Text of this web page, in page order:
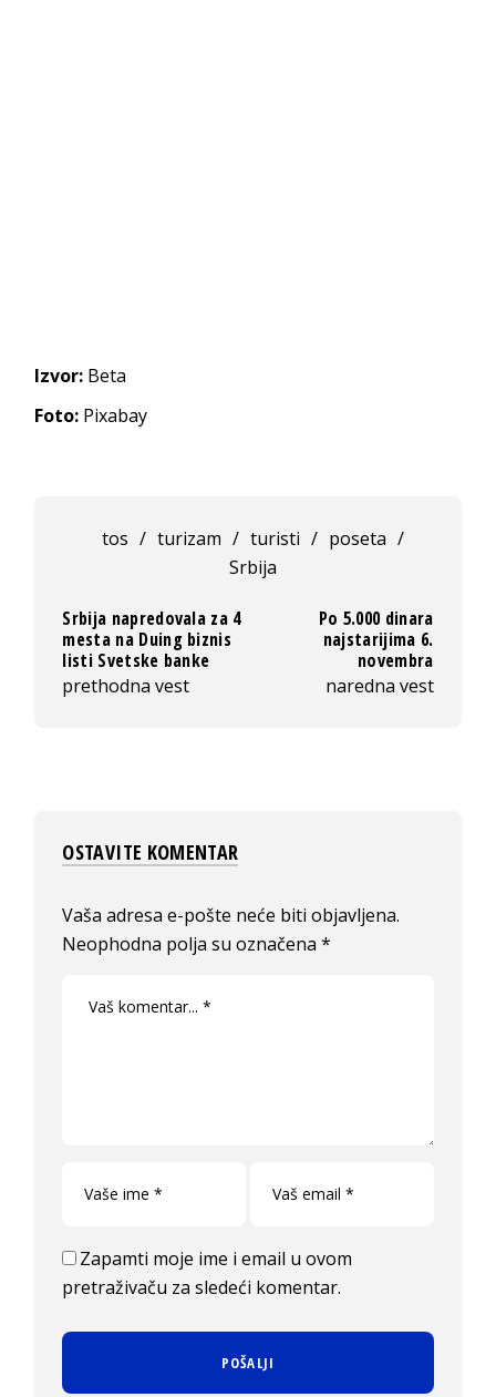
Izvor: Beta
Foto: Pixabay
tos / turizam / turisti / poseta /
Srbija
Srbija napredovala za 4
mesta na Duing biznis
listi Svetske banke
prethodna vest
Po 5.000 dinara
najstarijima 6.
novembra
naredna vest
OSTAVITE KOMENTAR
Vaša adresa e-pošte neće biti objavljena.
Neophodna polja su označena*
Zapamti moje ime i email u ovom
pretraživaču za sledeći komentar.